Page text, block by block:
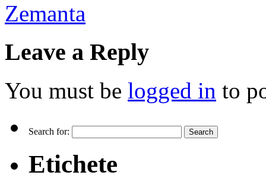
Zemanta
Leave a Reply
You must be logged in to
Search for:
Etichete